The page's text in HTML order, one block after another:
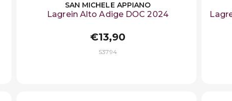
SAN MICHELE APPIANO
Lagrein Alto Adige DOC 2024
€13,90
S3794